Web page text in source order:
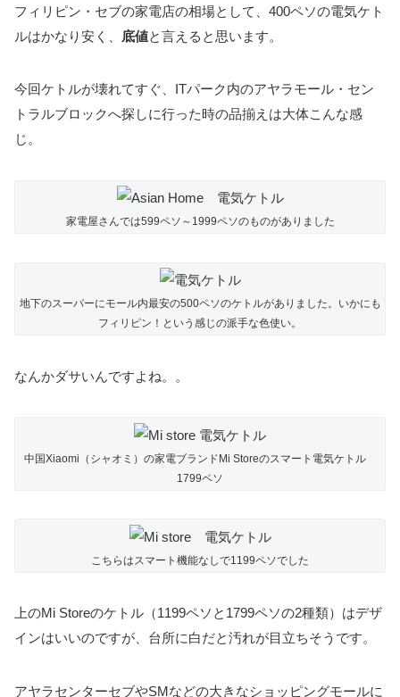
フィリピン・セブの家電店の相場として、400ペソの電気ケト
ルはかなり安く、 底値と言えると思います。
今回ケトルが壊れてすぐ、ITパーク内のアヤラモール・セン
トラルブロックへ探しに行った時の品揃えは大体こんな感
じ。
家電屋さんでは599ペソ～1999ペソのものがありました
地下のスーパーにモール内最安の500ペソのケトルがありました。いかにも
フィリピン！という感じの派手な色使い。
なんかダサいんですよね。。
中国Xiaomi（シャオミ）の家電ブランドMi Storeのスマート電気ケトル
1799ペソ
こちらはスマート機能なしで1199ペソでした
上のMi Storeのケトル（1199ペソと1799ペソの2種類）はデザ
インはいいのですが、台所に白だと汚れが目立ちそうです。
アヤラセンターセブやSMなどの大きなショッピングモールに